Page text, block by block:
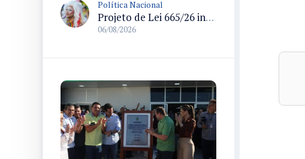
Política Nacional
Projeto de Lei 665/26 institui política nacional para prevenção ao transfeminicídio e prevê medidas de proteção e reparação
06/08/2026